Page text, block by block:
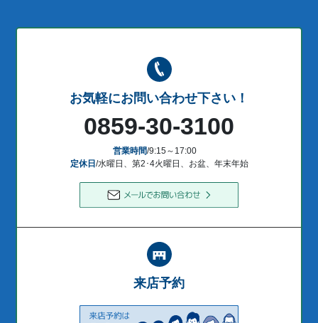
お気軽にお問い合わせ下さい！
0859-30-3100
営業時間/9:15～17:00
定休日 /水曜日、第2･4火曜日、お盆、年末年始
来店予約